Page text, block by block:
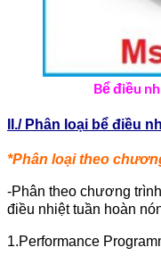
Bể điều
II./ Phân loại bể điều
*Phân loại theo
-Phân theo chương
điều nhiệt tuần hoàn
1.Performance